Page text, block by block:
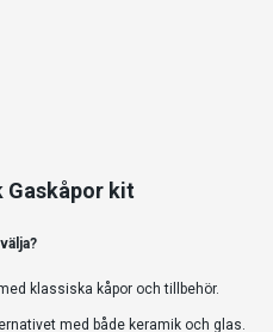
Gaskåpor kit
klassiska kåpor och tillbehör.
med både keramik och glas.